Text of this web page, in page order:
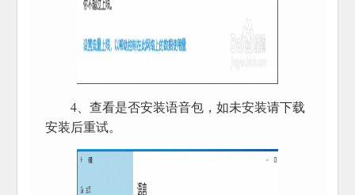
4、查看是否安装语音包，如未安装请下载
安装后重试。